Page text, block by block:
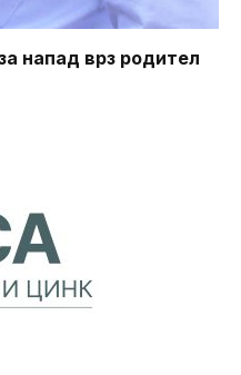
напад врз родител